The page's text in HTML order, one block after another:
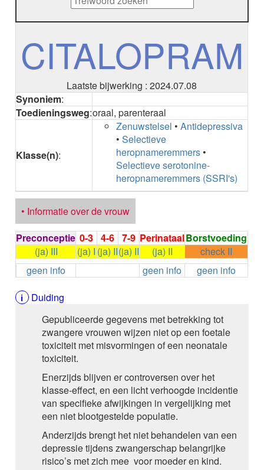
ADENOSINE
AESCINE+DIETHYLAMINE salicylaat
AFATINIB
AFLIBERCEPT intravitreaal
AFLIBERCEPT parenteraal
AGALSIDASE alfa
AGALSIDASE bèta
AGOMELATINE
ALBUTREPENONACOG ALFA
Stollingsfactor IX; Factor IX
ETHANOL
ALECTINIB
ALEMTUZUMAB
ALENDRONAAT
ALENDRONAAT/VIT D3
ALENDRONAAT / VITAMINE D3 / CACO3
ALFA-1-PROTEINASEREMMER humaan
ALFENTANYL HCl
ALFUZOSINE
ALGELDRAAT
ALGELDRAAT / MAGNESIUM HYDROXYDE
ALGINAAT Na / BICARBONAAT Na
ALGINAAT Na / Na BICARBONAAT / CALCIUM
CARBONAAT
ALGLUCOSIDASE alfa
ALIROCUMAB
ALITRETINOINE
ALIZAPRIDE
ALLOPURINOL
ALMOTRIPTAN
ALOGLIPTINE benzoaat
CITALOPRAM
Laatste bijwerking : 2024.07.08
Synoniem:
Toedieningsweg:oraal, parenteraal
Klasse(n):
Zenuwstelsel •Antidepressiva
•Selectieve
heropnameremmers •
Selectieve serotonine-
heropnameremmers (SSRI's)
• Informatie over de vrouw
Preconceptie 0-3 4-6 7-9 PerinataalBorstvoeding
(ja) III
(ja) I (ja) II(ja) II (ja) II
check II
geen info
geen info
geen info
Duiding
Gepubliceerde gegevens met betrekking tot
zwangere vrouwen wijzen niet op een foetale
toxiciteit met misvormingen of een neonatale
toxiciteit.
Enerzijds blijven er controversen over het
klasse-effect, en een licht verhoogde incidentie
van specifieke afwijkingen in vergelijking met
een niet blootgestelde populatie.
Anderzijds brengt het niet behandelen van een
depressie tijdens zwangerschap belangrijke
risico’s met zich mee voor moeder en kind.